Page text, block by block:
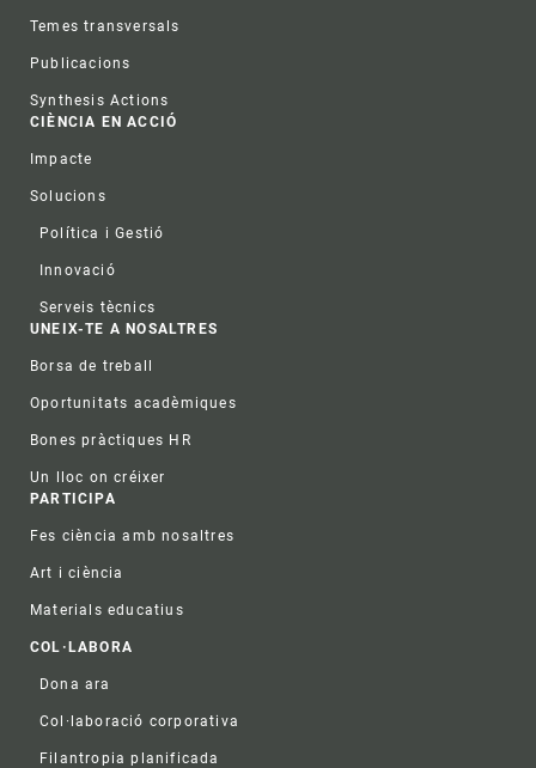
Temes transversals
Publicacions
Synthesis Actions
CIÈNCIA EN ACCIÓ
Impacte
Solucions
Política i Gestió
Innovació
Serveis tècnics
UNEIX-TE A NOSALTRES
Borsa de treball
Oportunitats acadèmiques
Bones pràctiques HR
Un lloc on créixer
PARTICIPA
Fes ciència amb nosaltres
Art i ciència
Materials educatius
COL·LABORA
Dona ara
Col·laboració corporativa
Filantropia planificada